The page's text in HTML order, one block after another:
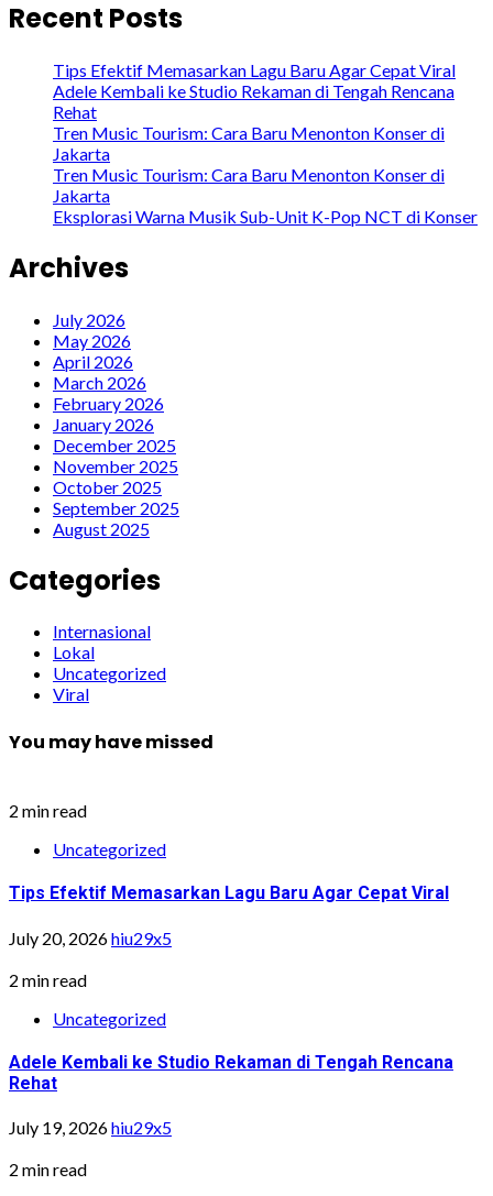
Recent Posts
Tips Efektif Memasarkan Lagu Baru Agar Cepat Viral
Adele Kembali ke Studio Rekaman di Tengah Rencana
Rehat
Tren Music Tourism: Cara Baru Menonton Konser di
Jakarta
Tren Music Tourism: Cara Baru Menonton Konser di
Jakarta
Eksplorasi Warna Musik Sub-Unit K-Pop NCT di Konser
Archives
July 2026
May 2026
April 2026
March 2026
February 2026
January 2026
December 2025
November 2025
October 2025
September 2025
August 2025
Categories
Internasional
Lokal
Uncategorized
Viral
You may have missed
2 min read
Uncategorized
Tips Efektif Memasarkan Lagu Baru Agar Cepat Viral
July 20, 2026hiu29x5
2 min read
Uncategorized
Adele Kembali ke Studio Rekaman di Tengah Rencana
Rehat
July 19, 2026hiu29x5
2 min read